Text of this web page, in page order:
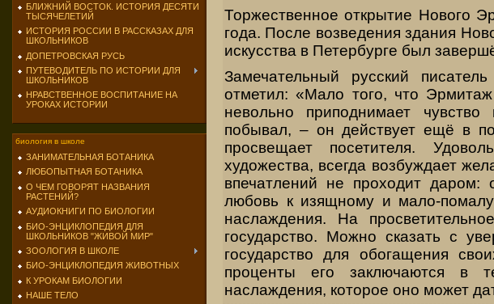
БЛИЖНИЙ ВОСТОК. ИСТОРИЯ ДЕСЯТИ
ТЫСЯЧЕЛЕТИЙ
ИСТОРИЯ РОССИИ В РАССКАЗАХ ДЛЯ
ШКОЛЬНИКОВ
ДОПЕТРОВСКАЯ РУСЬ
ПУТЕВОДИТЕЛЬ ПО ИСТОРИИ ДЛЯ
ШКОЛЬНИКОВ
НРАВСТВЕННОЕ ВОСПИТАНИЕ НА
УРОКАХ ИСТОРИИ
биология в школе
ЗАНИМАТЕЛЬНАЯ БОТАНИКА
ЛЮБОПЫТНАЯ БОТАНИКА
О ЧЕМ ГОВОРЯТ НАЗВАНИЯ
РАСТЕНИЙ?
АУДИОКНИГИ ПО БИОЛОГИИ
БИО-ЭНЦИКЛОПЕДИЯ ДЛЯ
ШКОЛЬНИКОВ "ЖИВОЙ МИР"
ЗООЛОГИЯ В ШКОЛЕ
БИО-ЭНЦИКЛОПЕДИЯ ЖИВОТНЫХ
К УРОКАМ БИОЛОГИИ
НАШЕ ТЕЛО
Торжественное открытие Нового
года. После возведения здания
искусства в Петербурге был
Замечательный русский
отметил: «Мало того, что
невольно приподнимает
побывал, – он действует ещё в
просвещает посетителя.
художества, всегда возбуждает
впечатлений не проходит
любовь к изящному и мало-
наслаждения. На
государство. Можно сказать с
государство для обогащения
проценты его заключаются в
наслаждения, которое оно может